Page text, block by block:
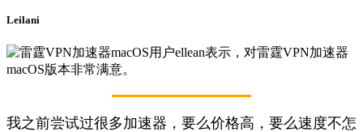
Leilani
我之前尝试过很多加速器，要么价格高，要么速度不怎